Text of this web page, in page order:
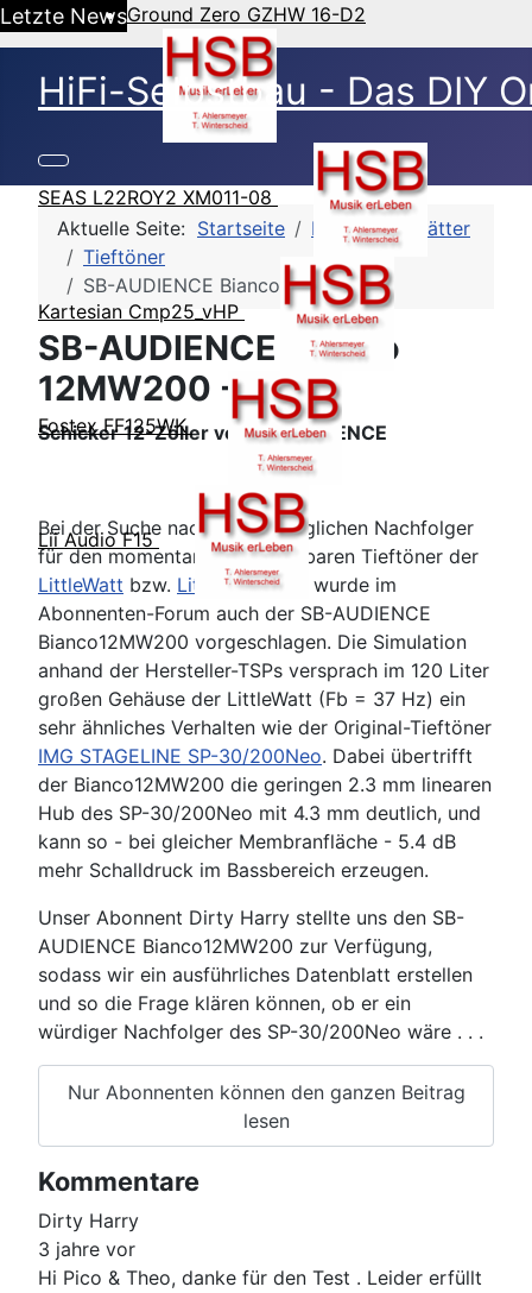
Letzte NewsGround Zero GZHW 16-D2
SEAS L22ROY2 XM011-08
Kartesian Cmp25_vHP
Fostex FF125WK
Lii Audio F15
HiFi-Selbstbau - Das DIY
Aktuelle Seite: Startseite
HSB-Datenblätter
Tieftöner
SB-AUDIENCE Bianco 12MW200
SB-AUDIENCE Bianco
12MW200 - Fazit
Schicker 12-Zöller von SB-AUDIENCE
Bei der Suche nach einem möglichen Nachfolger
für den momentan nicht lieferbaren Tieftöner der
LittleWatt bzw. LittleWatt Mk2
wurde im
Abonnenten-Forum auch der SB-AUDIENCE
Bianco12MW200 vorgeschlagen. Die Simulation
anhand der Hersteller-TSPs versprach im 120 Liter
großen Gehäuse der LittleWatt (Fb = 37 Hz) ein
sehr ähnliches Verhalten wie der Original-Tieftöner
IMG STAGELINE SP-30/200Neo. Dabei übertrifft
der Bianco12MW200 die geringen 2.3 mm linearen
Hub des SP-30/200Neo mit 4.3 mm deutlich, und
kann so - bei gleicher Membranfläche - 5.4 dB
mehr Schalldruck im Bassbereich erzeugen.
Unser Abonnent Dirty Harry stellte uns den SB-
AUDIENCE Bianco12MW200 zur Verfügung,
sodass wir ein ausführliches Datenblatt erstellen
und so die Frage klären können, ob er ein
würdiger Nachfolger des SP-30/200Neo wäre . . .
Nur Abonnenten können den ganzen Beitrag
lesen
Kommentare
Dirty Harry
3 jahre vor
Hi Pico & Theo, danke für den Test . Leider erfüllt